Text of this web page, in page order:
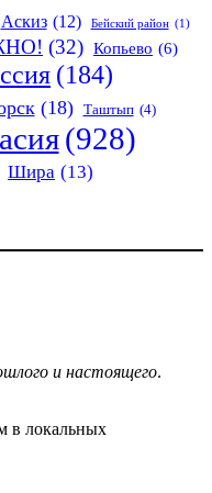
Аскиз (12) Бейский район (1)
(32) Копьево (6)
(184)
(18) Таштып (4)
(928)
Шира (13)
и настоящего.
в локальных